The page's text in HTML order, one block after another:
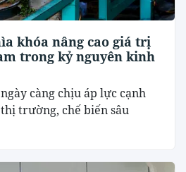
khóa nâng cao giá trị
trong kỷ nguyên kinh
càng chịu áp lực cạnh
trường, chế biến sâu